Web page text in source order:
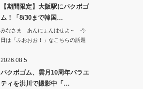
【期間限定】大阪駅にパクボゴ
ム！「8/30まで韓国…
みなさま あんにょんはせよ～ 今
日は「ふおおお！」なこちらの話題
2026.08.5
パクボゴム、雲月10周年バラエ
ティを洪川で撮影中「…